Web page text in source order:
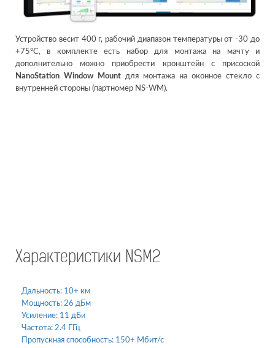
Устройство весит 400 г, рабочий диапазон температуры от -30 до
+75°C, в комплекте есть набор для монтажа на мачту и
дополнительно можно приобрести кронштейн с присоской
NanoStation Window Mount для монтажа на оконное стекло с
внутренней стороны (партномер NS-WM).
Характеристики NSM2
Дальность: 10+ км
Мощность: 26 дБм
Усиление: 11 дБи
Частота: 2.4 ГГц
Пропускная способность: 150+ Мбит/с